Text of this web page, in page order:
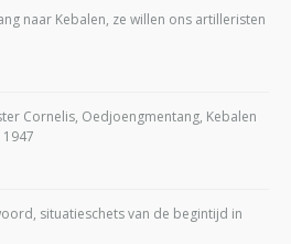
naar Kebalen, ze willen ons artilleristen
Cornelis, Oedjoengmentang, Kebalen
situatieschets van de begintijd in